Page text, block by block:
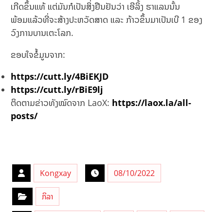
ເກີດຂຶ້ນແທ້ ແຕ່ມັນກໍເປັນສິ່ງຢືນຢັນວ່າ ເອີລິ້ງ ຮາແລນນັ້ນ
ພ້ອມແລ້ວທີ່ຈະສ້າງປະຫວັດສາດ ແລະ ກ້າວຂຶ້ນມາເປັນເບີ 1 ຂອງ
ວົງການບານເຕະໂລກ.
ຂອບໃຈຂໍ້ມູນຈາກ:
https://cutt.ly/4BiEKJD
https://cutt.ly/rBiE9lj
ຕິດຕາມຂ່າວທັງໝົດຈາກ LaoX: https://laox.la/all-
posts/
Kongxay 08/10/2022
ກິລາ